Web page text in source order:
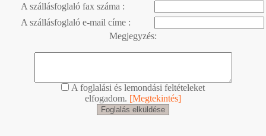
A szállásfoglaló fax száma :
A szállásfoglaló e-mail címe :
Megjegyzés:
A foglalási és lemondási feltételeket
elfogadom. [Megtekintés]